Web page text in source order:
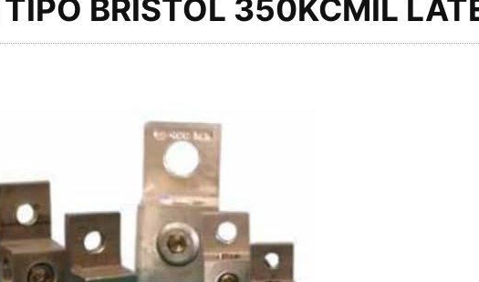
BRISTOL 350KCMIL